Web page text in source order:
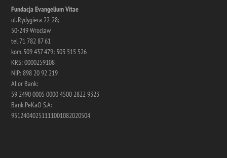
Fundacja Evangelium Vitae
ul. Rydygiera 22-28;
50-249 Wrocław
tel 71 782 87 61
kom. 509 437 479; 503 515 526
KRS: 0000259108
NIP: 898 20 92 219
Alior Bank:
59 2490 0005 0000 4500 2822 9323
Bank PeKaO S.A:
95124040251111001082020504